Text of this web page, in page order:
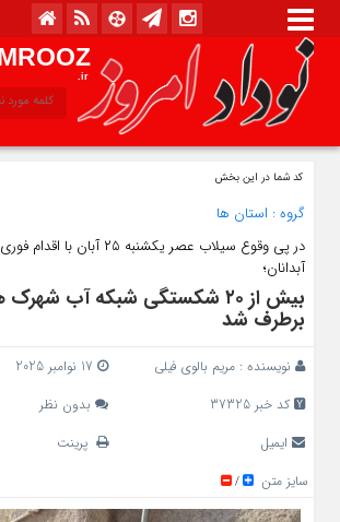
.ir
کد شما در این بخش
گروه : استان ها
در پی وقوع سیلاب عصر یکشنبه ۲۵
آبدانان؛
بیش از ۲۰ شکستگی شبکه آب شهرک
برطرف شد
نویسنده : مریم بالوی فیلی
کد خبر 37325
بدون نظر
ایمیل
پرینت
سایز متن
/